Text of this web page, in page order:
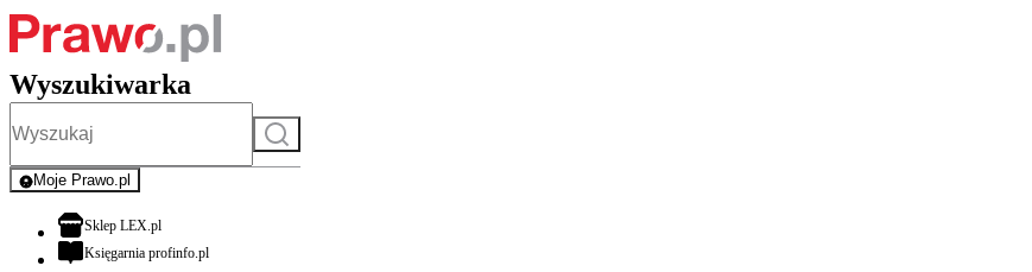
Wyszukiwarka
Szukaj
Moje Prawo.pl
- rejestracja i logowanie do serwisu
Sklep LEX.plotwiera się w nowej karcie
Księgarnia profinfo.plotwiera się w nowej karcie